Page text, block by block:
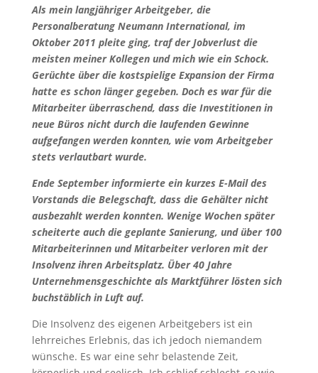
Als mein langjähriger Arbeitgeber, die
Personalberatung Neumann International, im
Oktober 2011 pleite ging, traf der Jobverlust die
meisten meiner Kollegen und mich wie ein Schock.
Gerüchte über die kostspielige Expansion der Firma
hatte es schon länger gegeben. Doch es war für die
Mitarbeiter überraschend, dass die Investitionen in
neue Büros nicht durch die laufenden Gewinne
aufgefangen werden konnten, wie vom Arbeitgeber
stets verlautbart wurde.
Ende September informierte ein kurzes E-Mail des
Vorstands die Belegschaft, dass die Gehälter nicht
ausbezahlt werden konnten. Wenige Wochen später
scheiterte auch die geplante Sanierung, und über 100
Mitarbeiterinnen und Mitarbeiter verloren mit der
Insolvenz ihren Arbeitsplatz. Über 40 Jahre
Unternehmensgeschichte als Marktführer lösten sich
buchstäblich in Luft auf.
Die Insolvenz des eigenen Arbeitgebers ist ein
lehrreiches Erlebnis, das ich jedoch niemandem
wünsche. Es war eine sehr belastende Zeit,